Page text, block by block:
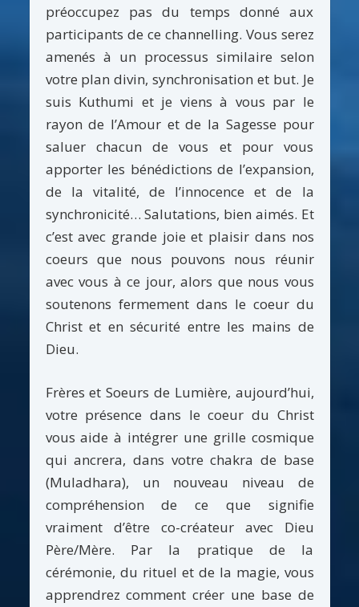
préoccupez pas du temps donné aux
participants de ce channelling. Vous serez
amenés à un processus similaire selon
votre plan divin, synchronisation et but. Je
suis Kuthumi et je viens à vous par le
rayon de l’Amour et de la Sagesse pour
saluer chacun de vous et pour vous
apporter les bénédictions de l’expansion,
de la vitalité, de l’innocence et de la
synchronicité… Salutations, bien aimés. Et
c’est avec grande joie et plaisir dans nos
coeurs que nous pouvons nous réunir
avec vous à ce jour, alors que nous vous
soutenons fermement dans le coeur du
Christ et en sécurité entre les mains de
Dieu.
Frères et Soeurs de Lumière, aujourd’hui,
votre présence dans le coeur du Christ
vous aide à intégrer une grille cosmique
qui ancrera, dans votre chakra de base
(Muladhara), un nouveau niveau de
compréhension de ce que signifie
vraiment d’être co-créateur avec Dieu
Père/Mère. Par la pratique de la
cérémonie, du rituel et de la magie, vous
apprendrez comment créer une base de